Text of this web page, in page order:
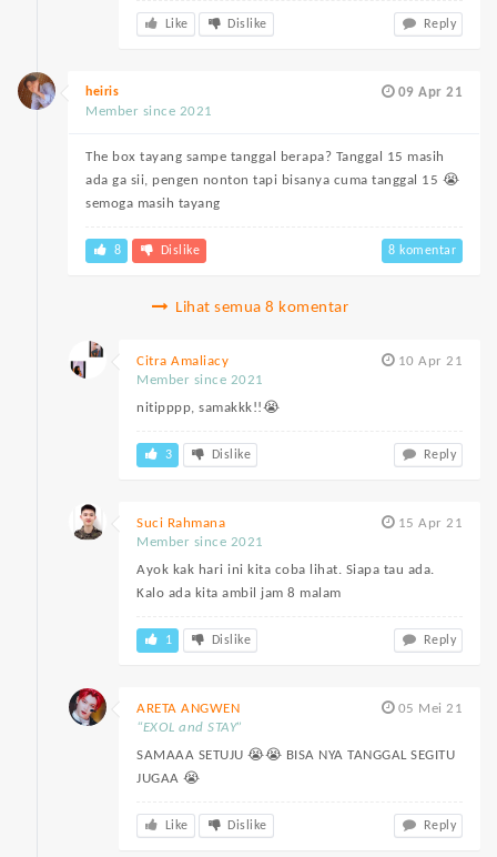
Like Dislike Reply
09 Apr 21
heiris
Member since 2021
The box tayang sampe tanggal berapa? Tanggal 15 masih
ada ga sii, pengen nonton tapi bisanya cuma tanggal 15 😭
semoga masih tayang
8 Dislike 8 komentar
Lihat semua 8 komentar
10 Apr 21
Citra Amaliacy
Member since 2021
nitipppp, samakkk!!😭
3 Dislike Reply
15 Apr 21
Suci Rahmana
Member since 2021
Ayok kak hari ini kita coba lihat. Siapa tau ada.
Kalo ada kita ambil jam 8 malam
1 Dislike Reply
05 Mei 21
ARETA ANGWEN
“EXOL and STAY”
SAMAAA SETUJU 😭😭 BISA NYA TANGGAL SEGITU
JUGAA 😭
Like Dislike Reply